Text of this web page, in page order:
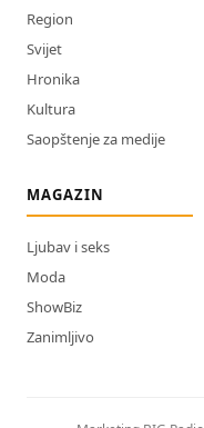
Region
Svijet
Hronika
Kultura
Saopštenje za medije
MAGAZIN
Ljubav i seks
Moda
ShowBiz
Zanimljivo